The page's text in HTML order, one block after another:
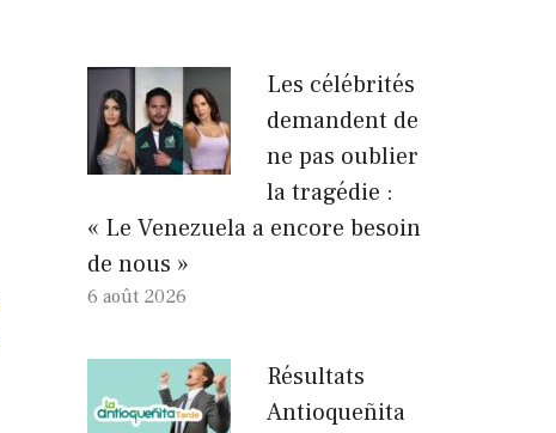
Les célébrités
demandent de
ne pas oublier
la tragédie :
« Le Venezuela a encore besoin
de nous »
6 août 2026
Résultats
Antioqueñita